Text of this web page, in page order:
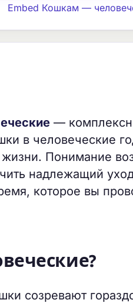
Embed Кошкам —
—
в человеческие
Понимание
надлежащий
которое вы
созревают